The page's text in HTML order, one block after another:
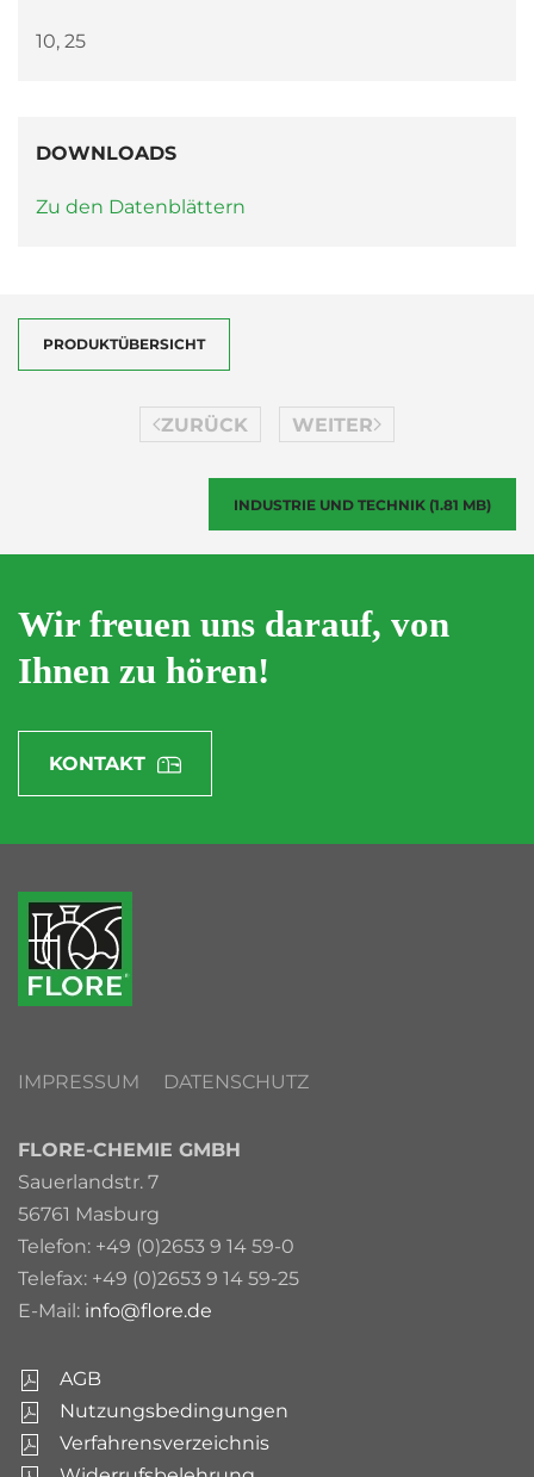
10, 25
DOWNLOADS
Zu den Datenblättern
PRODUKTÜBERSICHT
ZURÜCK WEITER
INDUSTRIE UND TECHNIK (1.81 MB)
Wir freuen uns darauf, von
Ihnen zu hören!
KONTAKT
IMPRESSUM DATENSCHUTZ
FLORE-CHEMIE GMBH
Sauerlandstr. 7
56761 Masburg
Telefon: +49 (0)2653 9 14 59-0
Telefax: +49 (0)2653 9 14 59-25
E-Mail: info@flore.de
AGB
Nutzungsbedingungen
Verfahrensverzeichnis